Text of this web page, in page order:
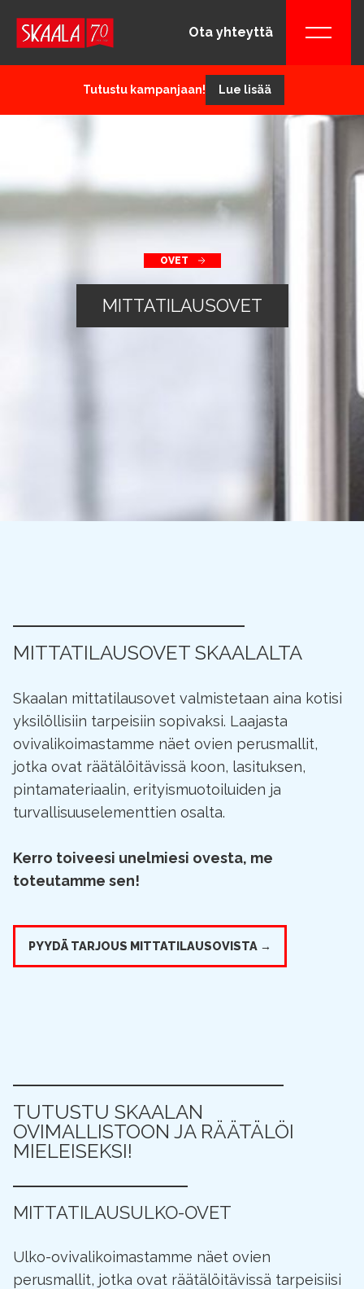
Ota yhteyttä
Tutustu kampanjaan! Lue lisää
OVET
MITTATILAUSOVET
MITTATILAUSOVET SKAALALTA
Skaalan mittatilausovet valmistetaan aina kotisi
yksilöllisiin tarpeisiin sopivaksi. Laajasta
ovivalikoimastamme näet ovien perusmallit,
jotka ovat räätälöitävissä koon, lasituksen,
pintamateriaalin, erityismuotoiluiden ja
turvallisuuselementtien osalta.
Kerro toiveesi unelmiesi ovesta, me
toteutamme sen!
PYYDÄ TARJOUS MITTATILAUSOVISTA →
TUTUSTU SKAALAN
OVIMALLISTOON JA RÄÄTÄLÖI
MIELEISEKSI!
MITTATILAUSULKO-OVET
Ulko-ovivalikoimastamme näet ovien
perusmallit, jotka ovat räätälöitävissä tarpeisiisi